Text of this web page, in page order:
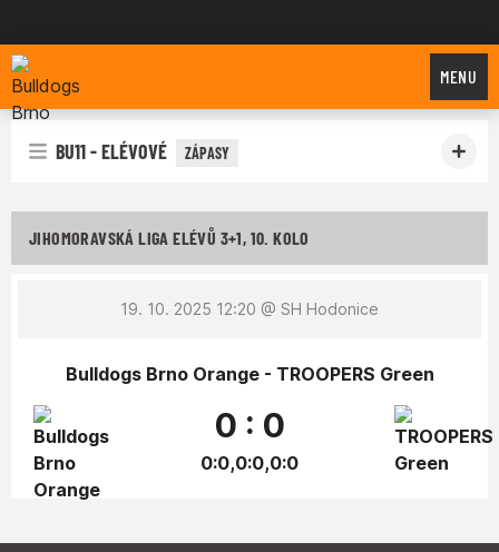
Bulldogs Brno
MENU
BU11 - ELÉVOVÉ ZÁPASY
JIHOMORAVSKÁ LIGA ELÉVŮ 3+1, 10. KOLO
19. 10. 2025 12:20 @ SH Hodonice
Bulldogs Brno Orange - TROOPERS Green
0 : 0
0:0,0:0,0:0